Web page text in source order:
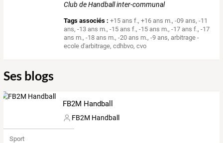
Club de Handball inter-communal
Tags associés : +15 ans f.,+16 ans m.,-09 ans,-11
ans,-13 ans m.,-15 ans f.,-15 ans m.,-17 ans f.,-17
ans m.,-18 ans m.,-20 ans m.,-9 ans,arbitrage -
ecole d'arbitrage,cdhbvo,cvo
Ses blogs
FB2M Handball
FB2M Handball
Sport